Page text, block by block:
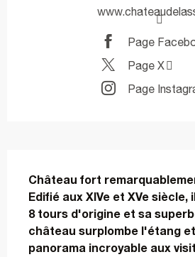
Page
Page X
Page
Château fort
Edifié aux XIVe et XVe siècle,
8 tours d'origine et sa
château surplombe l'étang
panorama incroyable aux